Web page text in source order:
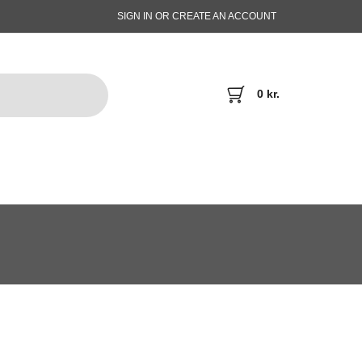
SIGN IN OR CREATE AN ACCOUNT
0 kr.